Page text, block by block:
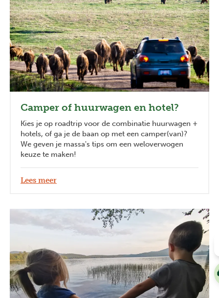
Camper of huurwagen en hotel?
Kies je op roadtrip voor de combinatie huurwagen +
hotels, of ga je de baan op met een camper(van)?
We geven je massa's tips om een weloverwogen
keuze te maken!
Lees meer